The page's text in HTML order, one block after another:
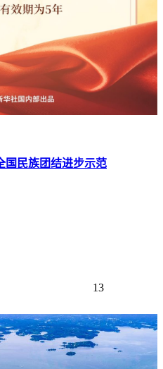
国民族团结进步示范
13